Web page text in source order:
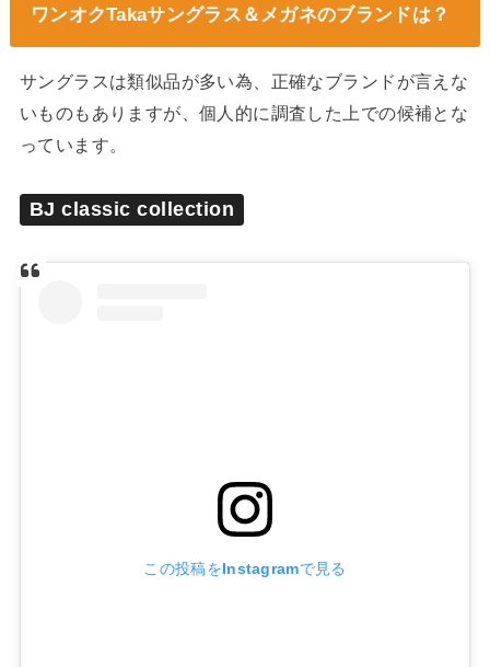
ワンオクTakaサングラス＆メガネのブランドは？
サングラスは類似品が多い為、正確なブランドが言えな
いものもありますが、個人的に調査した上での候補とな
っています。
BJ classic collection
この投稿をInstagramで見る